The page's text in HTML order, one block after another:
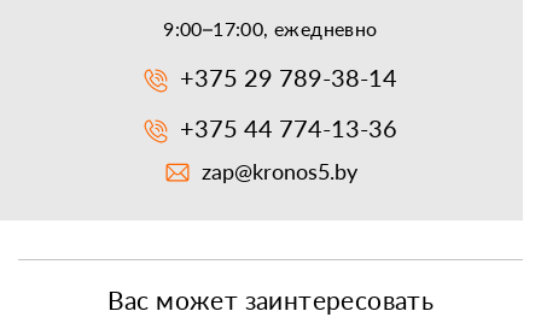
9:00–17:00, ежедневно
+375 29 789-38-14
+375 44 774-13-36
zap@kronos5.by
Вас может заинтересовать